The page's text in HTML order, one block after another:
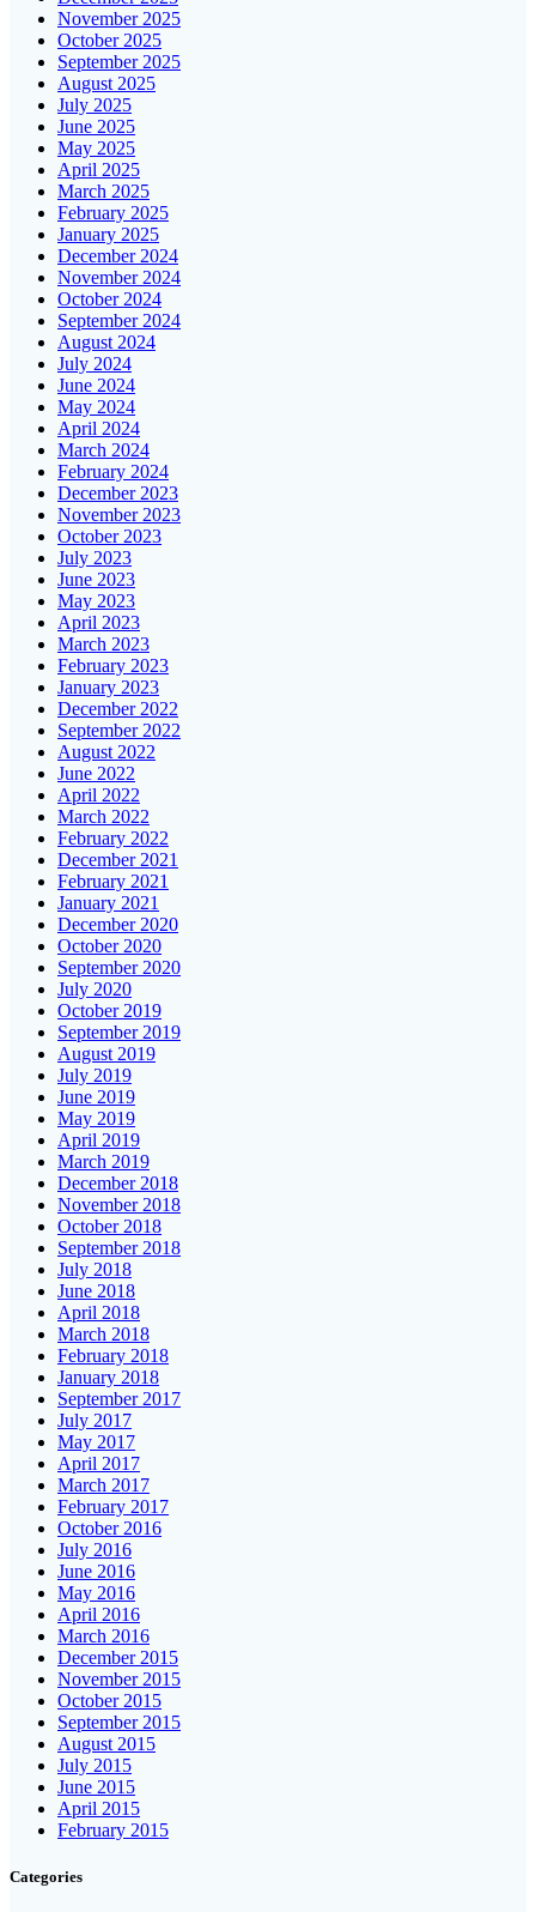
November 2025
October 2025
September 2025
August 2025
July 2025
June 2025
May 2025
April 2025
March 2025
February 2025
January 2025
December 2024
November 2024
October 2024
September 2024
August 2024
July 2024
June 2024
May 2024
April 2024
March 2024
February 2024
December 2023
November 2023
October 2023
July 2023
June 2023
May 2023
April 2023
March 2023
February 2023
January 2023
December 2022
September 2022
August 2022
June 2022
April 2022
March 2022
February 2022
December 2021
February 2021
January 2021
December 2020
October 2020
September 2020
July 2020
October 2019
September 2019
August 2019
July 2019
June 2019
May 2019
April 2019
March 2019
December 2018
November 2018
October 2018
September 2018
July 2018
June 2018
April 2018
March 2018
February 2018
January 2018
September 2017
July 2017
May 2017
April 2017
March 2017
February 2017
October 2016
July 2016
June 2016
May 2016
April 2016
March 2016
December 2015
November 2015
October 2015
September 2015
August 2015
July 2015
June 2015
April 2015
February 2015
Categories